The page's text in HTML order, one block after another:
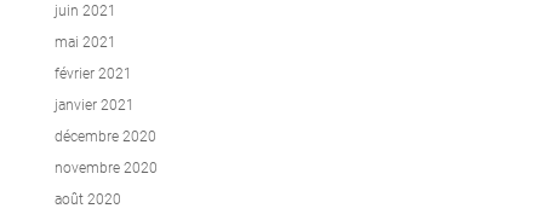
juin 2021
mai 2021
février 2021
janvier 2021
décembre 2020
novembre 2020
août 2020